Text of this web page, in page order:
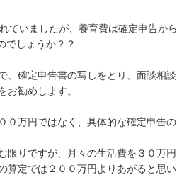
ていましたが、養育費は確定申告から
でしょうか？？
、確定申告書の写しをとり、面談相談
お勧めします。
０万円ではなく、具体的な確定申告の
限りですが、月々の生活費を３０万円
算定では２００万円よりあがると思い